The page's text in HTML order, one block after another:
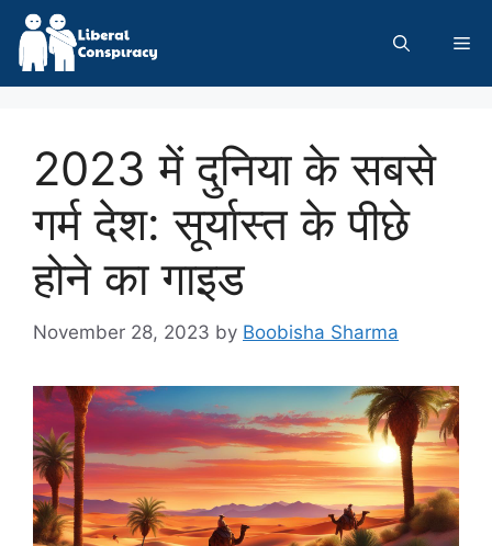
Skip
content
2023 में दुनिया के सबसे
गर्म देश: सूर्यास्त के पीछे
होने का गाइड
November 28, 2023 by Boobisha Sharma